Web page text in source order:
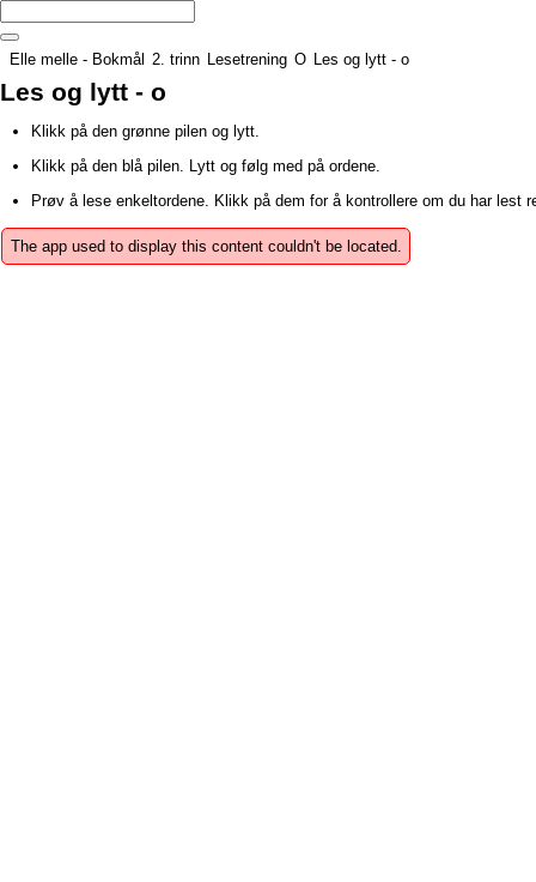
Elle melle - Bokmål 2. trinn Lesetrening O Les og lytt - o
Les og lytt - o
Klikk på den grønne pilen og lytt.
Klikk på den blå pilen. Lytt og følg med på ordene.
Prøv å lese enkeltordene. Klikk på dem for å kontrollere om du har lest
The app used to display this content couldn't be located.